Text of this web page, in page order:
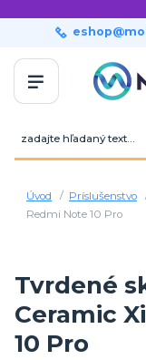
Úvod Príslušenstvo
Redmi Note 10 Pro
Tvrdené
Ceramic
10 Pro